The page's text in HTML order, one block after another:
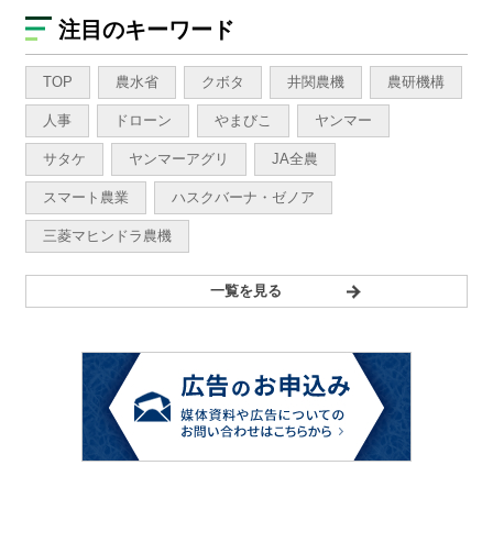
注目のキーワード
TOP 農水省 クボタ 井関農機 農研機構
人事 ドローン やまびこ ヤンマー
サタケ ヤンマーアグリ JA全農
スマート農業 ハスクバーナ・ゼノア
三菱マヒンドラ農機
一覧を見る